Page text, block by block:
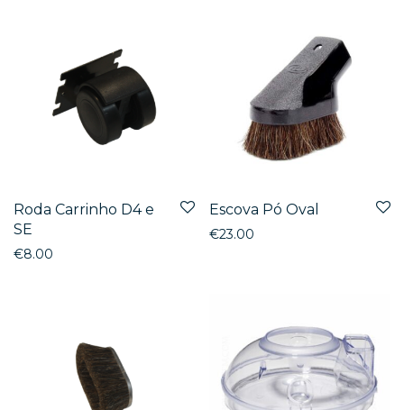
Roda Carrinho D4 e
SE
€8.00
Escova Pó Oval
€23.00